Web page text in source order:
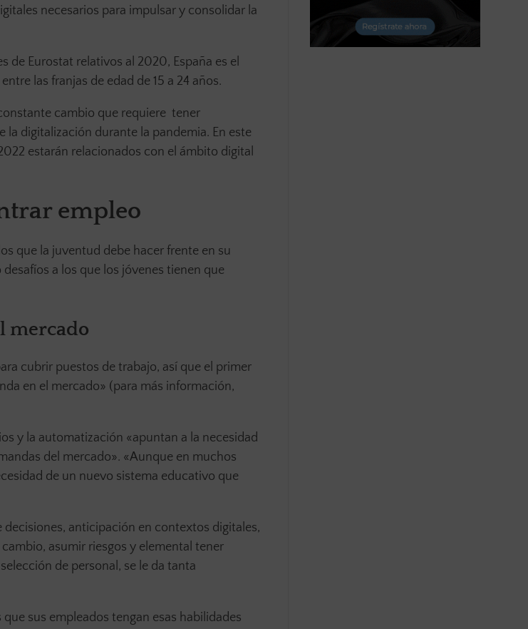
necesarios para impulsar y consolidar la
de Eurostat relativos al 2020, España es el
las franjas de edad de 15 a 24 años.
cambio que requiere tener
digitalización durante la pandemia. En este
estarán relacionados con el ámbito digital
empleo
que la juventud debe hacer frente en su
a los que los jóvenes tienen que
mercado
cubrir puestos de trabajo, así que el primer
en el mercado» (para más información,
y la automatización «apuntan a la necesidad
del mercado». «Aunque en muchos
de un nuevo sistema educativo que
anticipación en contextos digitales,
asumir riesgos y elemental tener
de personal, se le da tanta
sus empleados tengan esas habilidades